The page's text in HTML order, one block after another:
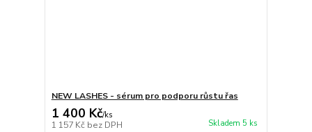
NEW LASHES - sérum pro podporu růstu řas
1 400 Kč/ks
1 157 Kč bez DPH Skladem 5 ks